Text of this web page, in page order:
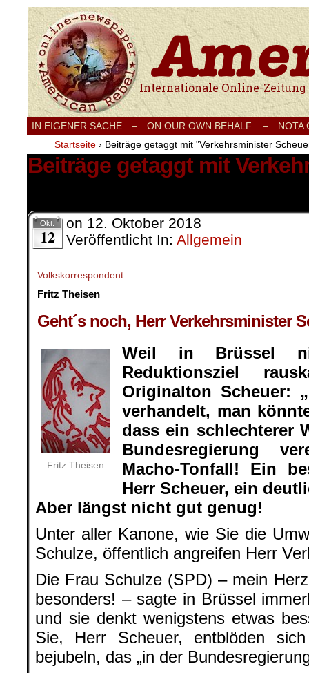
Internationale Onlinezeitung für Frieden,
IN EIGENER SACHE – ON OUR OWN BEHALF –
NOTA
Startseite › Beiträge getaggt mit "Verkehrsminister
Beiträge getaggt mit
Okt.
12
on 12. Oktober 2018
Veröffentlicht In: Allgemein
Volkskorrespondent
Fritz Theisen
Geht´s noch, Herr Verkehrsminister
Fritz Theisen
Weil in Brüssel
Reduktionsziel
Originalton Scheuer:
verhandelt, man
dass ein schlechterer
Bundesregierung
Macho-Tonfall! Ein
Herr Scheuer, ein
Aber längst nicht gut genug!
Unter aller Kanone, wie Sie die
Schulze, öffentlich angreifen Herr
Die Frau Schulze (SPD) – mein
besonders! – sagte in Brüssel
und sie denkt wenigstens etwas
Sie, Herr Scheuer, entblöden
bejubeln, das „in der